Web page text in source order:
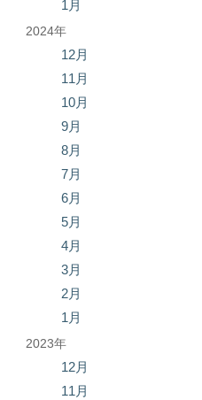
1月
2024年
12月
11月
10月
9月
8月
7月
6月
5月
4月
3月
2月
1月
2023年
12月
11月